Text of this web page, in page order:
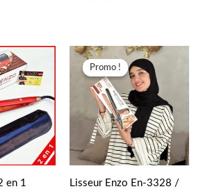
en 1
:
د.ج 7.000,00.
actuel
est :
د.ج 6.400,00.
Promo !
Promo !
Lisseur Enzo En-3328 /
Le
prix
initial
était :